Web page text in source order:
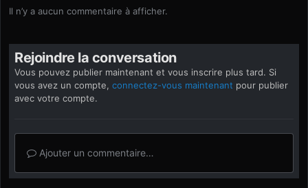
Il n’y a aucun commentaire à afficher.
Rejoindre la conversation
Vous pouvez publier maintenant et vous inscrire plus tard. Si
vous avez un compte, connectez-vous maintenant pour publier
avec votre compte.
Ajouter un commentaire…